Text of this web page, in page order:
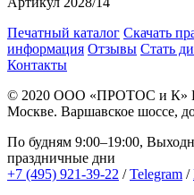
Печатный каталог Скачать
информация Отзывы Стать
Контакты
© 2020 ООО «ПРОТОС и К»
Москве. Варшавское шоссе,
По будням 9:00–19:00,
праздничные дни
+7 (495) 921-39-22 /Telegram /